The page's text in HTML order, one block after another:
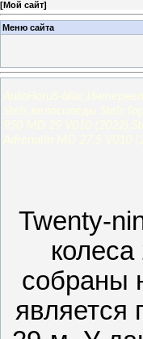
[Мой сайт]
Меню сайта
Twenty-
собраны
является